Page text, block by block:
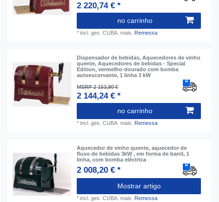
2 220,74 € *
no carrinho
*incl. ges. CUBA. mais. Remessa
Dispensador de bebidas, Aquecedores de vinho
quente, Aquecedores de bebidas - Special
Edition, vermelho-dourado com bomba
autoescorvante, 1 linha 3 kW
MSRP 2 153,90 €
2 144,24 € *
no carrinho
*incl. ges. CUBA. mais. Remessa
Aquecedor de vinho quente, aquecedor de
fluxo de bebidas 3kW , em forma de barril, 1
linha, com bomba eléctrica
2 008,20 € *
Mostrar artigo
*incl. ges. CUBA. mais. Remessa